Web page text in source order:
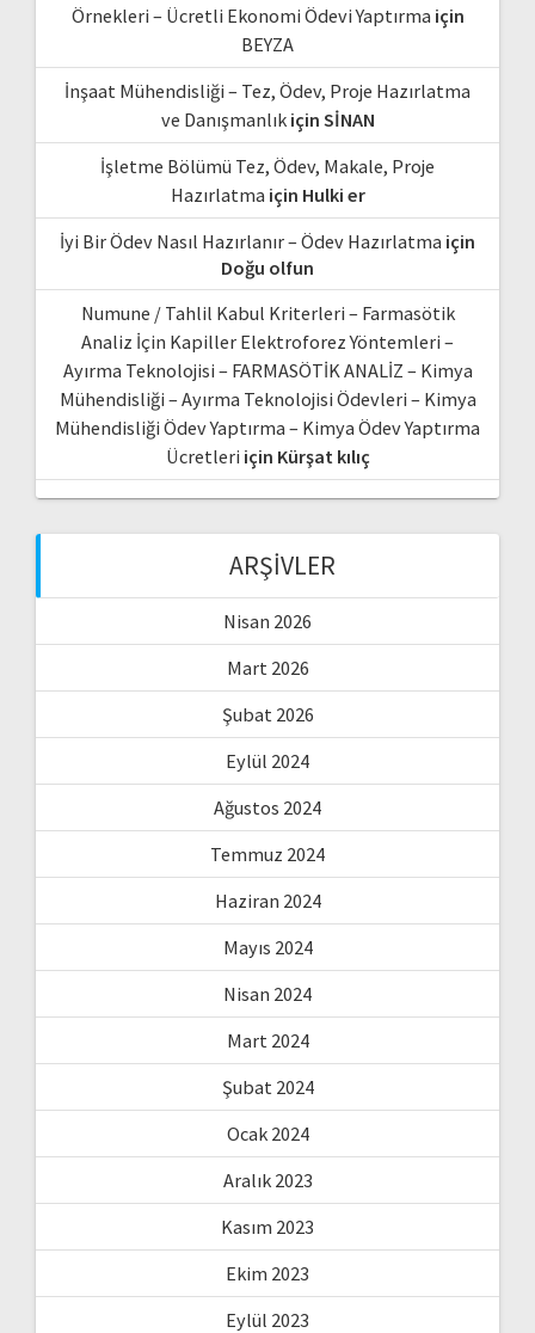
Örnekleri – Ücretli Ekonomi Ödevi Yaptırma için
BEYZA
İnşaat Mühendisliği – Tez, Ödev, Proje Hazırlatma
ve Danışmanlıkiçin SİNAN
İşletme Bölümü Tez, Ödev, Makale, Proje
Hazırlatma için Hulki er
İyi Bir Ödev Nasıl Hazırlanır – Ödev Hazırlatma için
Doğu olfun
Numune / Tahlil Kabul Kriterleri – Farmasötik
Analiz İçin Kapiller Elektroforez Yöntemleri –
Ayırma Teknolojisi – FARMASÖTİK ANALİZ – Kimya
Mühendisliği – Ayırma Teknolojisi Ödevleri – Kimya
Mühendisliği Ödev Yaptırma – Kimya Ödev Yaptırma
Ücretleri için Kürşat kılıç
ARŞIVLER
Nisan 2026
Mart 2026
Şubat 2026
Eylül 2024
Ağustos 2024
Temmuz 2024
Haziran 2024
Mayıs 2024
Nisan 2024
Mart 2024
Şubat 2024
Ocak 2024
Aralık 2023
Kasım 2023
Ekim 2023
Eylül 2023